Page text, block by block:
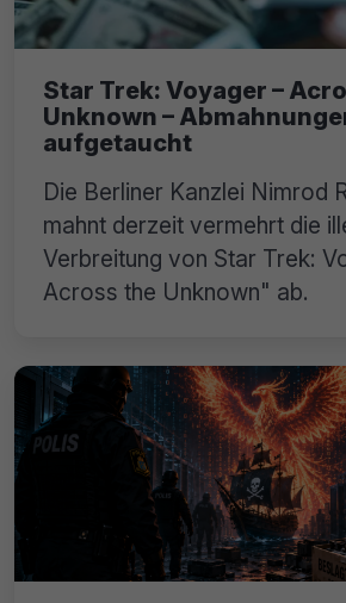
Star Trek: Voyager –
Unknown –
aufgetaucht
Die Berliner Kanzlei Nimrod
mahnt derzeit vermehrt die
Verbreitung von Star Trek:
Across the Unknown" ab.